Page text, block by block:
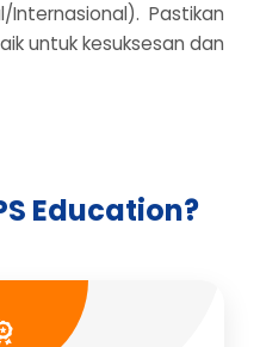
Internasional). Pastikan
untuk kesuksesan dan
Education?